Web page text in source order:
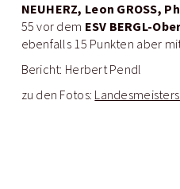
NEUHERZ, Leon GROSS,
55 vor dem ESV BERGL-
ebenfalls 15 Punkten aber
Bericht: Herbert Pendl
zu den Fotos: